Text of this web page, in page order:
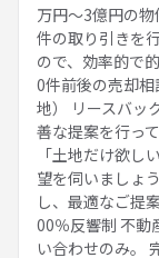
万円～3億円の
件の取り引きを
ので、効率的で
0件前後の売却
地） リースバッ
善な提案を行っ
「土地だけ欲
望を伺いましょ
し、最適なご提
00％反響制 不動
い合わせのみ。